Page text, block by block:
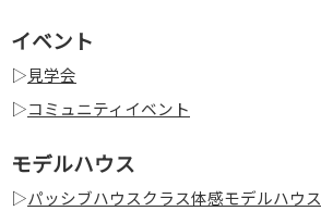
イベント
▷ 見学会
▷コミュニティイベント
モデルハウス
▷パッシブハウスクラス体感モデルハウス